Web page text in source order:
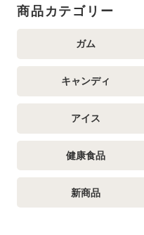
商品カテゴリー
ガム
キャンディ
アイス
健康食品
新商品